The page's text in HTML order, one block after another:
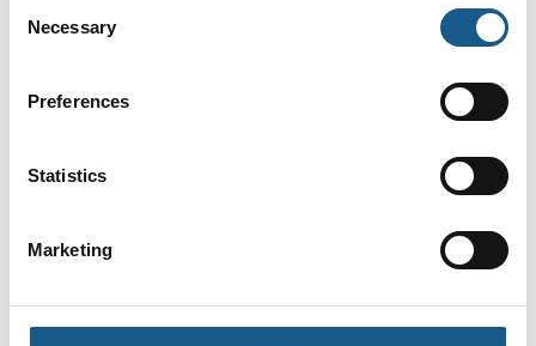
Selection
Necessary
Preferences
Statistics
Marketing
industrianlæg
I en tid hvor industrien i højere grad automatiseres, er
fokus på sikkerhed af og omkring maskinerne